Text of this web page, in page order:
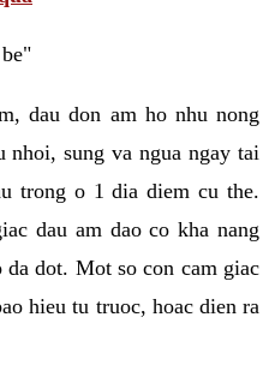
dau don am ho nhu nong
nhoi, sung va ngua ngay tai
trong o 1 dia diem cu the.
dau am dao co kha nang
dot. Mot so con cam giac
hieu tu truoc, hoac dien ra